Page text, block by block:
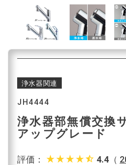
浄水器関連
JH4444
浄水器部無償交換
アップグレード
評価： star_rate star_rate star_rate star_rate star_half 4.4（